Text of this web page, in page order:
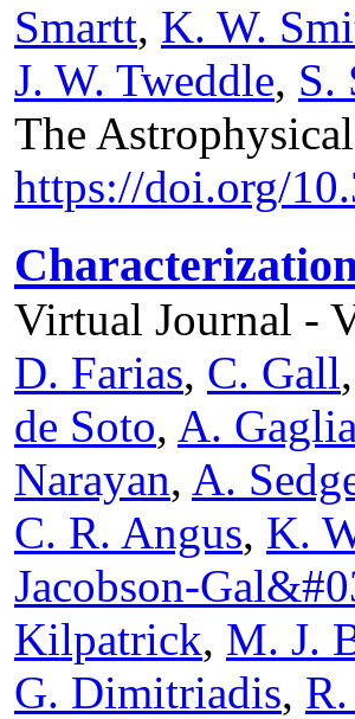
Smartt, K. W.
J. W. Tweddle, S.
The
https://doi.org/
Virtual Journal -
D. Farias, C. Gall
de Soto, A.
Narayan, A.
C. R. Angus, K.
Jacobson-
Kilpatrick, M. J.
G. Dimitriadis,